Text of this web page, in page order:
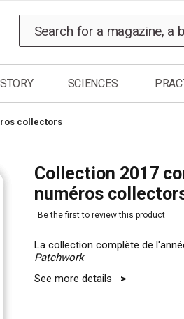
SCIENCES
collectors
Collection 2017
numéros
Be the first to review this product
La collection complète de
Patchwork
See more details